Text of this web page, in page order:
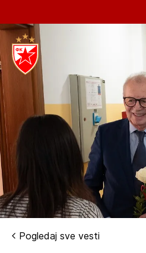
Pogledaj sve vesti